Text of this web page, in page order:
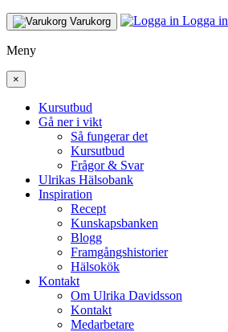
Varukorg Logga in
Meny
×
Kursutbud
Gå ner i vikt
Så fungerar det
Kursutbud
Frågor & Svar
Ulrikas Hälsobank
Inspiration
Recept
Kunskapsbanken
Blogg
Framgångshistorier
Hälsokök
Kontakt
Om Ulrika Davidsson
Kontakt
Medarbetare